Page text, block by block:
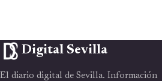
Digital Sevilla
El diario digital de Sevilla. Información